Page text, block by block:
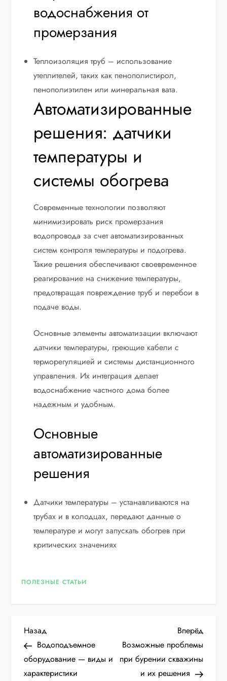
водоснабжения от
промерзания
Теплоизоляция труб – использование
утеплителей, таких как пенополистирол,
пенополиэтилен или минеральная вата.
Автоматизированные
решения: датчики
температуры и
системы обогрева
Современные технологии позволяют
минимизировать риск промерзания
водопровода за счет автоматизированных
систем контроля температуры и подогрева.
Такие решения обеспечивают своевременное
реагирование на снижение температуры,
предотвращая повреждение труб и перебои в
подаче воды.
Основные элементы автоматизации включают
датчики температуры, греющие кабели с
терморегуляцией и системы дистанционного
управления. Их интеграция делает
водоснабжение частного дома более
надежным и удобным.
Основные
автоматизированные
решения
Датчики температуры – устанавливаются на
трубах и в колодцах, передают данные о
температуре и могут запускать обогрев при
критических значениях
ПОЛЕЗНЫЕ СТАТЬИ
Н
а
Предыдущая
запись
Назад
Водоподъемное
оборудование — виды и
характеристики
запись
Вперёд
Возможные проблемы
при бурении скважины
и их решения